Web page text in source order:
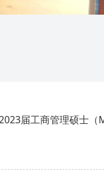
届工商管理硕士